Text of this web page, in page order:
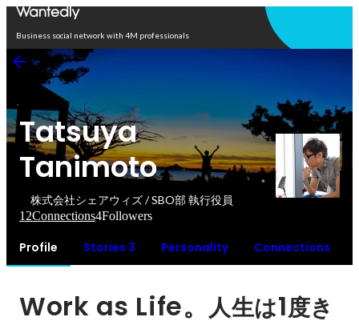
Business social network with 4M professionals
Tatsuya
Tanimoto
株式会社シェアウィズ / SBO部 執行役員
12Connections4Followers
Profile Stories 3 Personality Connections
Work as Life。人生は1度き